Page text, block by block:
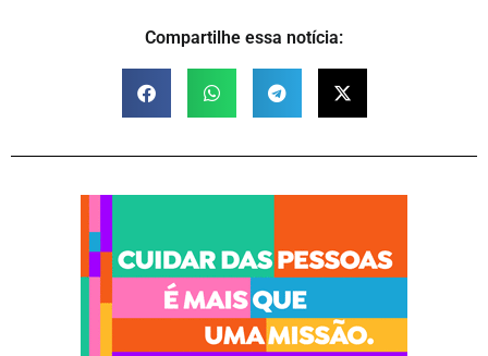
Compartilhe essa notícia: